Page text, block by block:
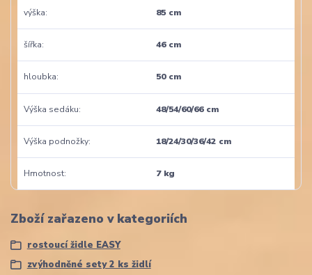
výška 85 cm
šířka 46 cm
hloubka 50 cm
Výška sedáku 48/54/60/66 cm
Výška podnožky 18/24/30/36/42 cm
Hmotnost 7 kg
Zboží zařazeno v kategoriích
rostoucí židle EASY
zvýhodněné sety 2 ks židlí